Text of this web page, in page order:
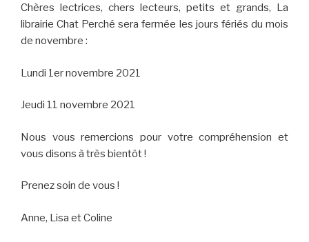
Chères lectrices, chers lecteurs, petits et grands, La
librairie Chat Perché sera fermée les jours fériés du mois
de novembre :
Lundi 1er novembre 2021
Jeudi 11 novembre 2021
Nous vous remercions pour votre compréhension et
vous disons à très bientôt !
Prenez soin de vous !
Anne, Lisa et Coline